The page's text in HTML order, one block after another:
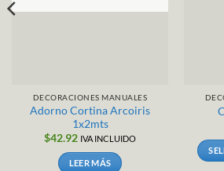
DECORACIONES MANUALES
Adorno Cortina Arcoiris
1x2mts
$42.92 IVA INCLUIDO
LEER MÁS